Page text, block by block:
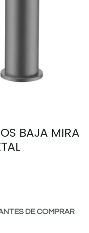
BAJA MIRA
DE COMPRAR